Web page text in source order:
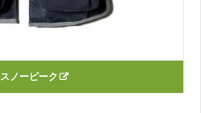
スノーピーク